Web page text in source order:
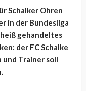
Schalker Ohren
in der Bundesliga
gehandeltes
der FC Schalke
und Trainer soll